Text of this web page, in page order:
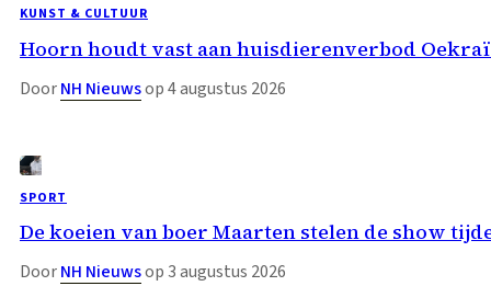
KUNST & CULTUUR
Hoorn houdt vast aan huisdierenverbod
DoorNH Nieuwsop 4 augustus 2026
SPORT
De koeien van boer Maarten stelen de show
DoorNH Nieuwsop 3 augustus 2026